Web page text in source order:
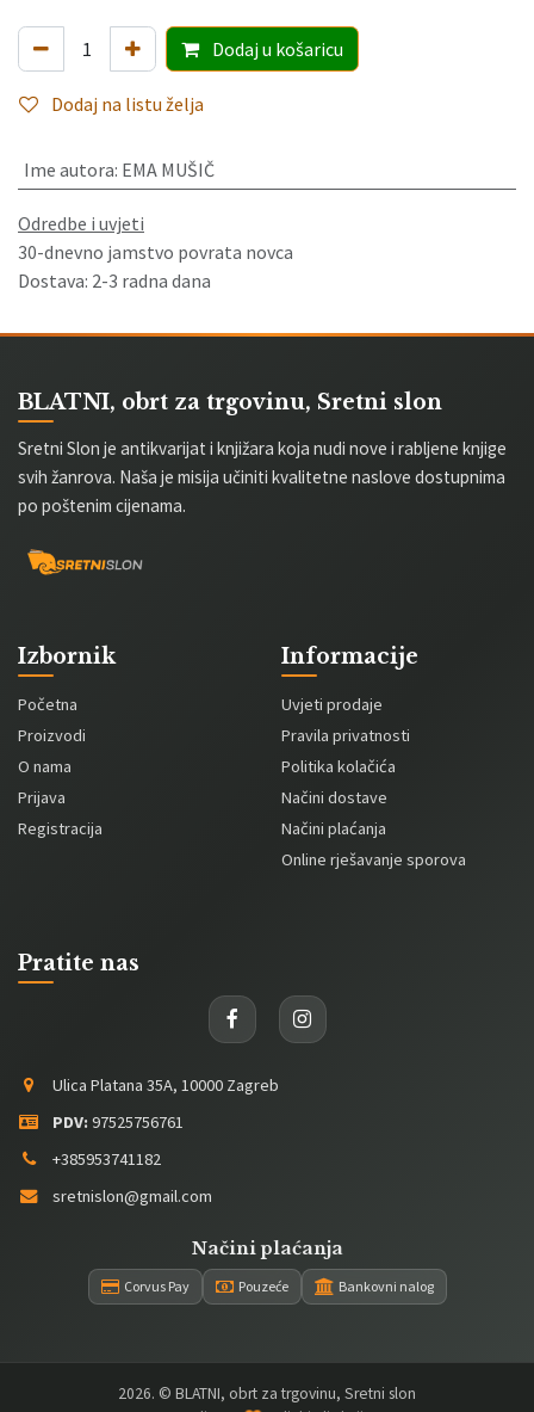
Dodaju košaricu
Dodaj na listu želja
Ime autora: EMA MUŠIČ
Odredbe i uvjeti
30-dnevno jamstvo povrata novca
Dostava: 2-3 radna dana
BLATNI, obrt za trgovinu, Sretni slon
Sretni Slon je antikvarijat i knjižara koja nudi nove i rabljene knjige
svih žanrova. Naša je misija učiniti kvalitetne naslove dostupnima
po poštenim cijenama.
Izbornik
Početna
Proizvodi
O nama
Prijava
Registracija
Informacije
Uvjeti prodaje
Pravila privatnosti
Politika kolačića
Načini dostave
Načini plaćanja
Online rješavanje sporova
Pratite nas
Ulica Platana 35A, 10000 Zagreb
PDV: 97525756761
+385953741182
sretnislon@gmail.com
Načini plaćanja
Corvus Pay Pouzeće Bankovni nalog
2026. © BLATNI, obrt za trgovinu, Sretni slon